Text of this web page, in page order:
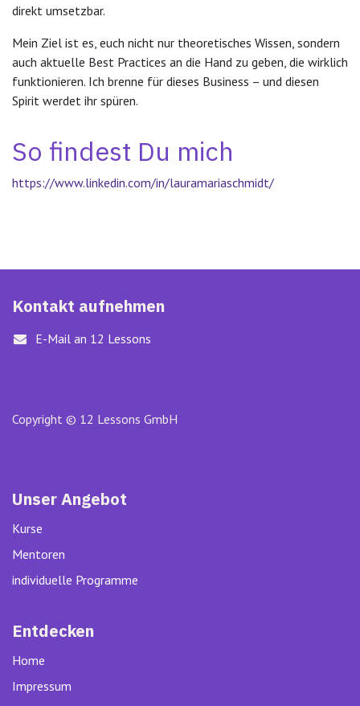
direkt umsetzbar.
Mein Ziel ist es, euch nicht nur theoretisches Wissen, sondern
auch aktuelle Best Practices an die Hand zu geben, die wirklich
funktionieren. Ich brenne für dieses Business – und diesen
Spirit werdet ihr spüren.
So findest Du mich
https://www.linkedin.com/in/lauramariaschmidt/
Kontakt aufnehmen
E-Mail an 12 Lessons
Copyright © 12 Lessons GmbH
Unser Angebot
Kurse
Mentoren
individuelle Programme
Entdecken
Home
Impressum